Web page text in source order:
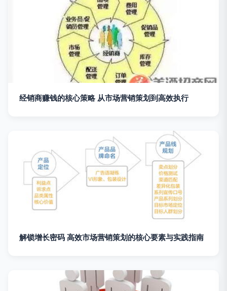
经销商赚钱的核心策略 从市场营销策划到高效执行
解锁增长密码 高效市场营销策划的核心要素与实践指南